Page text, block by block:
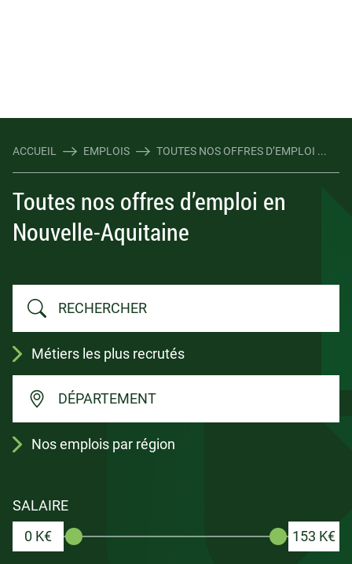
ACCUEIL EMPLOIS TOUTES NOS OFFRES D’EMPLOI ...
Toutes nos offres d’emploi en
Nouvelle-Aquitaine
Métiers les plus recrutés
DÉPARTEMENT
Nos emplois par région
SALAIRE
0 K€
153 K€